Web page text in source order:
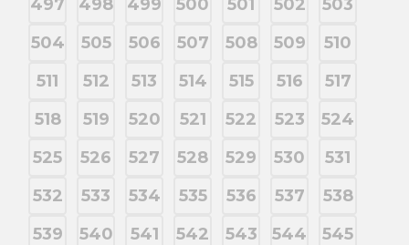
497 498 499 500 501 502
503
504
505 506 507 508 509
510
511
512 513 514 515 516
517
518
519 520 521 522 523
524
525
526 527 528 529 530
531
532
533 534 535 536 537
538
539
540 541 542 543 544
545